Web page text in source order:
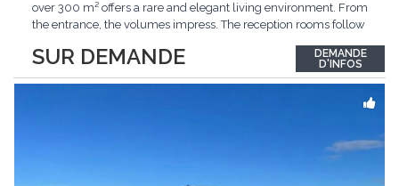
SUR DEMANDE
over 300 m² offers a rare and elegant living environment. From
the entrance, the volumes impress. The reception rooms follow
period architecture. High ceilings, finely crafted stuccoes,
moldings, woodwork, old fireplaces,...
DEMANDE
D'INFOS